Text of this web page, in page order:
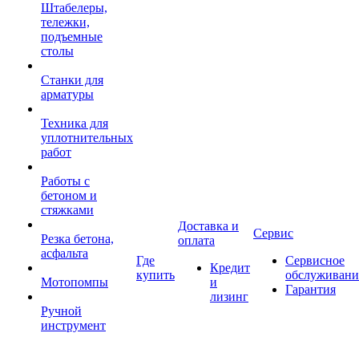
Штабелеры,
тележки,
подъемные
столы
Станки для
арматуры
Техника для
уплотнительных
работ
Работы с
бетоном и
стяжками
Резка бетона,
асфальта
Мотопомпы
Ручной
инструмент
Где
купить
Доставка и
оплата
Кредит
и
лизинг
Сервис
Сервисное
Гарантия